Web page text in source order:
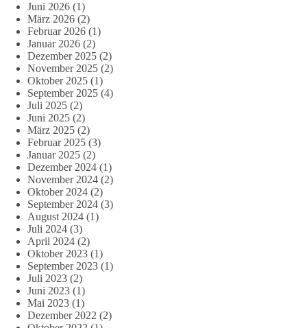
Juni 2026 (1)
März 2026 (2)
Februar 2026 (1)
Januar 2026 (2)
Dezember 2025 (2)
November 2025 (2)
Oktober 2025 (1)
September 2025 (4)
Juli 2025 (2)
Juni 2025 (2)
März 2025 (2)
Februar 2025 (3)
Januar 2025 (2)
Dezember 2024 (1)
November 2024 (2)
Oktober 2024 (2)
September 2024 (3)
August 2024 (1)
Juli 2024 (3)
April 2024 (2)
Oktober 2023 (1)
September 2023 (1)
Juli 2023 (2)
Juni 2023 (1)
Mai 2023 (1)
Dezember 2022 (2)